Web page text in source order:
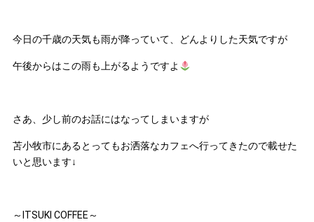
今日の千歳の天気も雨が降っていて、どんよりした天気ですが
午後からはこの雨も上がるようですよ
さあ、少し前のお話にはなってしまいますが
苫小牧市にあるとってもお洒落なカフェへ行ってきたので載せた
いと思います↓
～ITSUKI COFFEE～